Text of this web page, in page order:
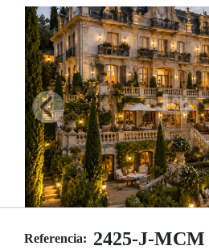
Referencia: 2425-J-MCM